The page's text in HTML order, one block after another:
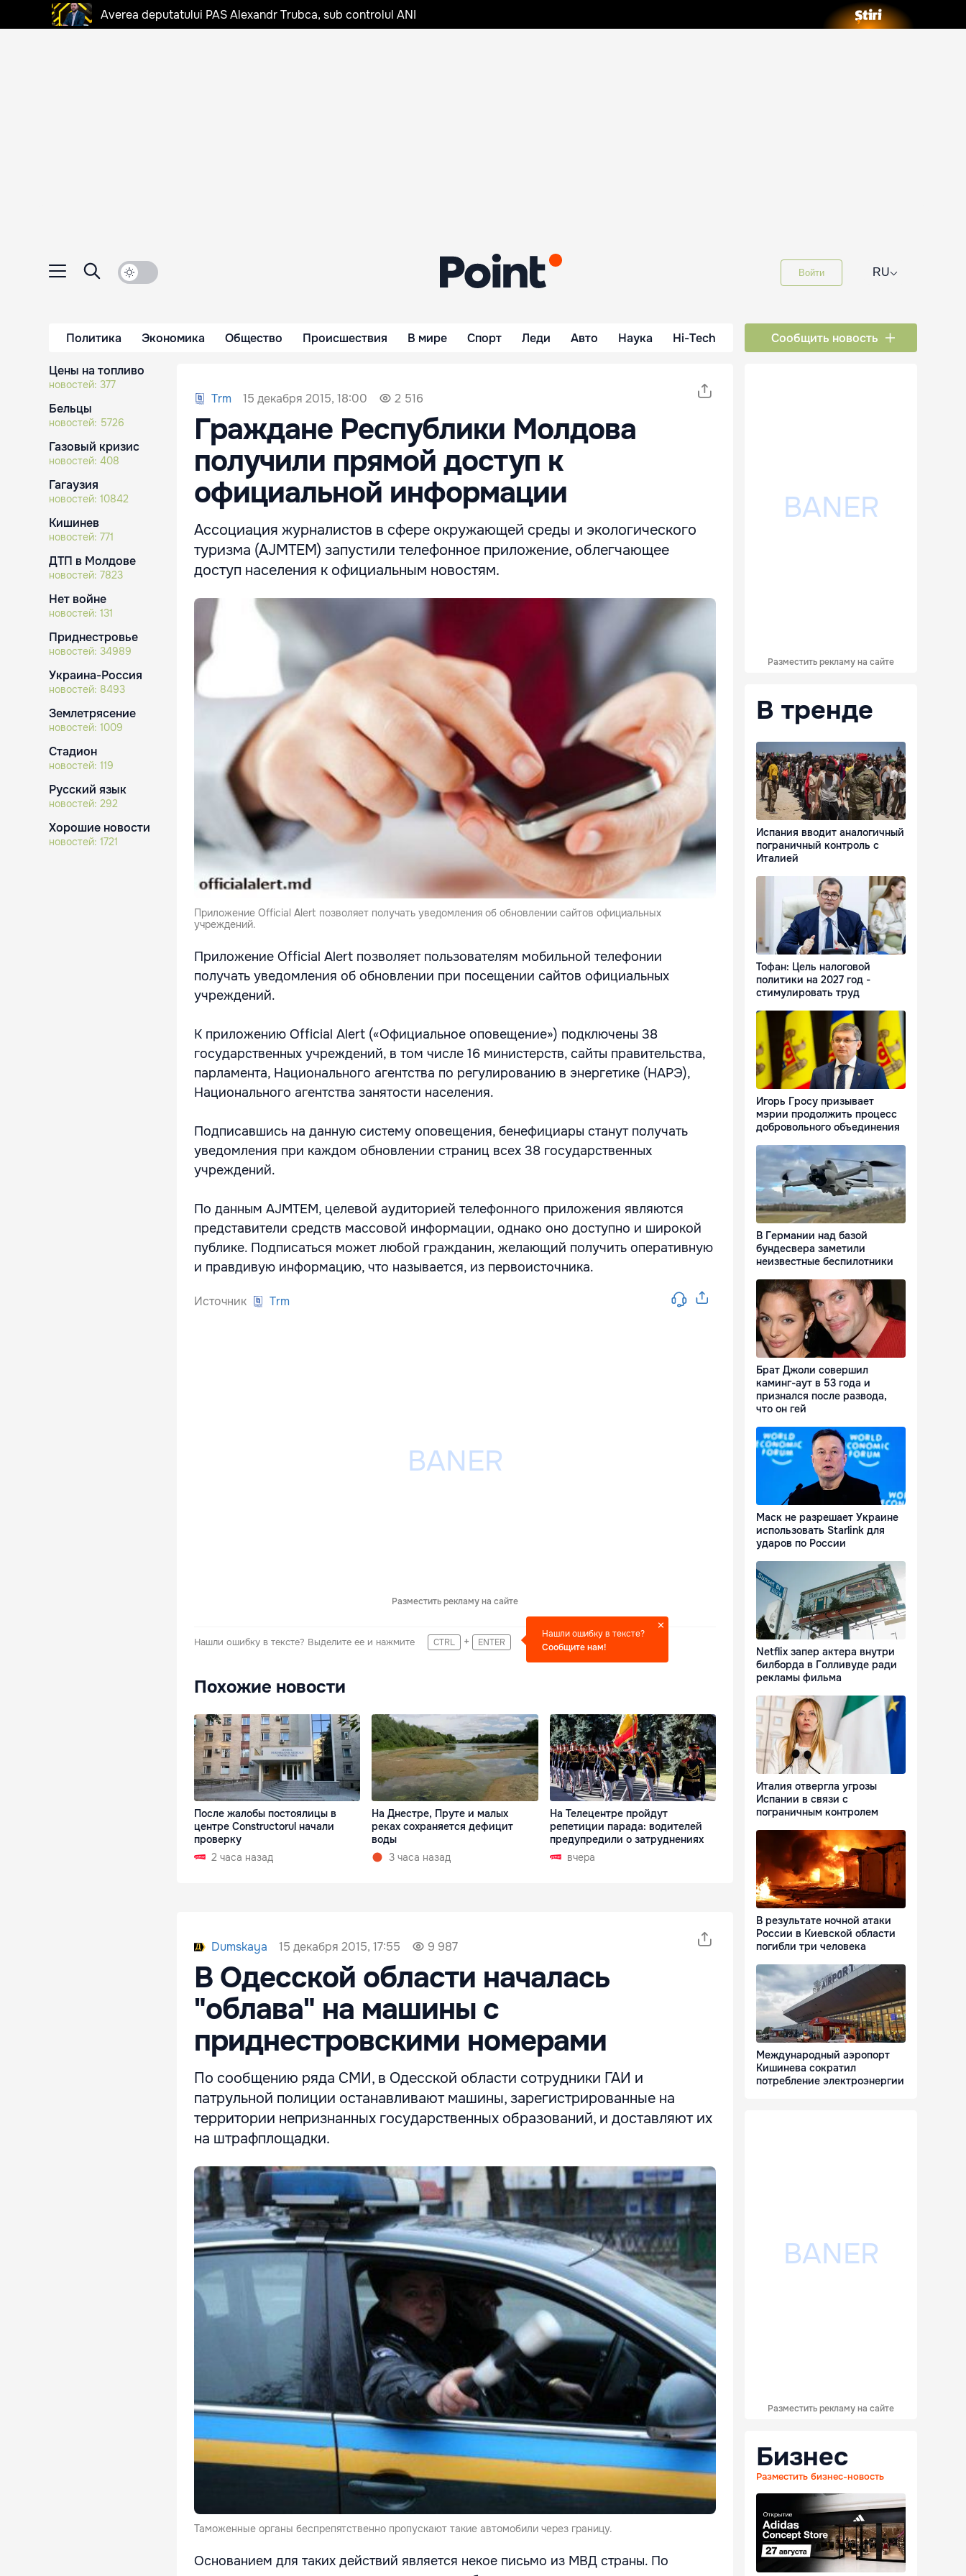
Averea deputatului PAS Alexandr Trubca, sub controlul ANI
Войти RU⌵
Политика Экономика Общество Происшествия В мире Спорт Леди Авто Наука Hi-Tech Сообщить новость
Цены на топливо
новостей: 377
Бельцы
новостей: 5726
Газовый кризис
новостей: 408
Гагаузия
новостей: 10842
Кишинев
новостей: 771
ДТП в Молдове
новостей: 7823
Нет войне
новостей: 131
Приднестровье
новостей: 34989
Украина-Россия
новостей: 8493
Землетрясение
новостей: 1009
Стадион
новостей: 119
Русский язык
новостей: 292
Хорошие новости
новостей: 1721
Trm 15 декабря 2015, 18:00 2 516
Граждане Республики Молдова
получили прямой доступ к
официальной информации
Ассоциация журналистов в сфере окружающей среды и экологического
туризма (AJMTEM) запустили телефонное приложение, облегчающее
доступ населения к официальным новостям.
Приложение Official Alert позволяет получать уведомления об обновлении сайтов официальных
учреждений.
Приложение Official Alert позволяет пользователям мобильной телефонии
получать уведомления об обновлении при посещении сайтов официальных
учреждений.
К приложению Official Alert («Официальное оповещение») подключены 38
государственных учреждений, в том числе 16 министерств, сайты правительства,
парламента, Национального агентства по регулированию в энергетике (НАРЭ),
Национального агентства занятости населения.
Подписавшись на данную систему оповещения, бенефициары станут получать
уведомления при каждом обновлении страниц всех 38 государственных
учреждений.
По данным AJMTEM, целевой аудиторией телефонного приложения являются
представители средств массовой информации, однако оно доступно и широкой
публике. Подписаться может любой гражданин, желающий получить оперативную
и правдивую информацию, что называется, из первоисточника.
Источник Trm
Разместить рекламу на сайте
Нашли ошибку в тексте? Выделите ее и нажмите CTRL + ENTER
Нашли ошибку в тексте?
Сообщите нам!
Похожие новости
После жалобы постоялицы в
центре Constructorul начали
проверку
2 часа назад
На Днестре, Пруте и малых
реках сохраняется дефицит
воды
3 часа назад
На Телецентре пройдут
репетиции парада: водителей
предупредили о затруднениях
вчера
Dumskaya 15 декабря 2015, 17:55 9 987
В Одесской области началась
"облава" на машины с
приднестровскими номерами
По сообщению ряда СМИ, в Одесской области сотрудники ГАИ и
патрульной полиции останавливают машины, зарегистрированные на
территории непризнанных государственных образований, и доставляют их
на штрафплощадки.
Таможенные органы беспрепятственно пропускают такие автомобили через границу.
Основанием для таких действий является некое письмо из МВД страны. По
Разместить рекламу на сайте
В тренде
Испания вводит аналогичный
пограничный контроль с
Италией
Тофан: Цель налоговой
политики на 2027 год -
стимулировать труд
Игорь Гросу призывает
мэрии продолжить процесс
добровольного объединения
В Германии над базой
бундесвера заметили
неизвестные беспилотники
Брат Джоли совершил
каминг-аут в 53 года и
признался после развода,
что он гей
Маск не разрешает Украине
использовать Starlink для
ударов по России
Netflix запер актера внутри
билборда в Голливуде ради
рекламы фильма
Италия отвергла угрозы
Испании в связи с
пограничным контролем
В результате ночной атаки
России в Киевской области
погибли три человека
Международный аэропорт
Кишинева сократил
потребление электроэнергии
Разместить рекламу на сайте
Бизнес
Разместить бизнес-новость